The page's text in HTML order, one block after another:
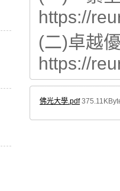
https://
(二)卓越
https://
佛光大學.pdf